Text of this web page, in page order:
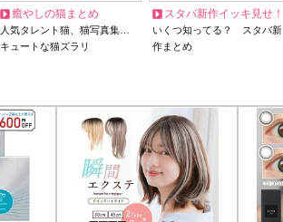
癒やしの猫まとめ
人気タレント猫、猫写真集…
キュートな猫ズラリ
スタバ新作イッキ見せ！
いくつ知ってる？ スタバ新
作まとめ